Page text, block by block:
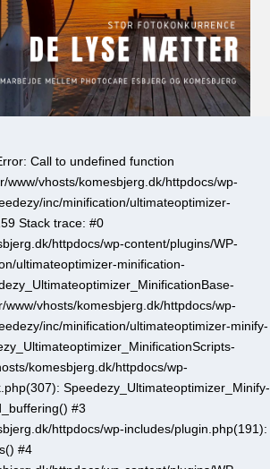
Call to undefined function
www/vhosts/komesbjerg.dk/httpdocs/wp-
inc/minification/ultimateoptimizer-
Stack trace: #0
httpdocs/wp-content/plugins/WP-
ultimateoptimizer-minification-
www/vhosts/komesbjerg.dk/httpdocs/wp-
inc/minification/ultimateoptimizer-minify-
komesbjerg.dk/httpdocs/wp-
Speedezy_Ultimateoptimizer_Minify-
#3
httpdocs/wp-includes/plugin.php(191):
#4